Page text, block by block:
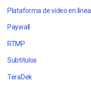
Plataforma de vídeo en línea
Paywall
RTMP
Subtítulos
TeraDek